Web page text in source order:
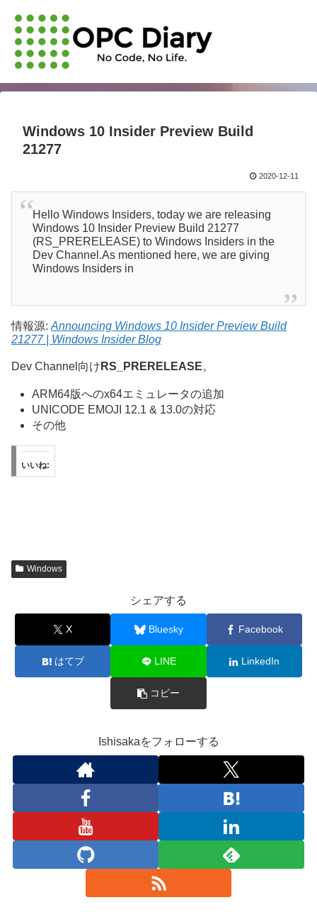
Windows 10 Insider Preview Build
21277
2020-12-11
Hello Windows Insiders, today we are releasing
Windows 10 Insider Preview Build 21277
(RS_PRERELEASE) to Windows Insiders in the
Dev Channel.As mentioned here, we are giving
Windows Insiders in
情報源: Announcing Windows 10 Insider Preview Build
21277 | Windows Insider Blog
Dev Channel向け RS_PRERELEASE。
ARM64版へのx64エミュレータの追加
UNICODE EMOJI 12.1 & 13.0の対応
その他
いいね:
Windows
シェアする
X Bluesky Facebook
はてブ LINE LinkedIn
コピー
Ishisakaをフォローする